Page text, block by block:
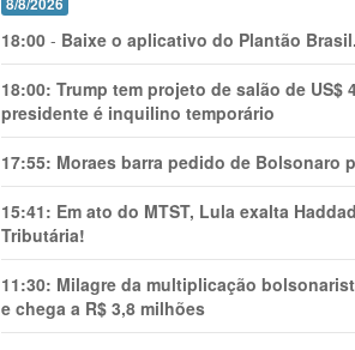
8/8/2026
18:00 - Baixe o aplicativo do Plantão
18:00: Trump tem projeto de salão de
presidente é inquilino temporário
17:55: Moraes barra pedido de Bolsonaro
15:41: Em ato do MTST, Lula exalta
Tributária!
11:30: Milagre da multiplicação
e chega a R$ 3,8 milhões